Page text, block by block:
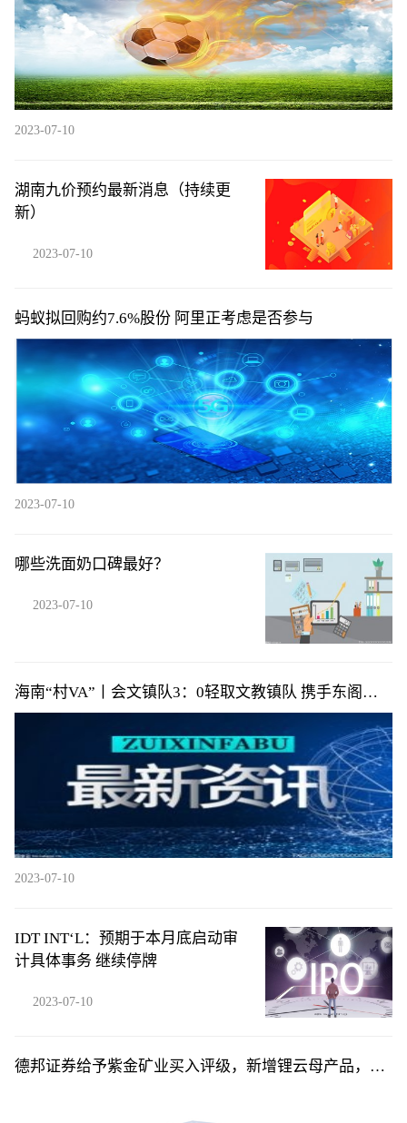
2023-07-10
湖南九价预约最新消息（持续更
新）
2023-07-10
蚂蚁拟回购约7.6%股份 阿里正考虑是否参与
2023-07-10
哪些洗面奶口碑最好？
2023-07-10
海南“村VA”丨会文镇队3：0轻取文教镇队 携手东阁镇
队提前小组出线
2023-07-10
IDT INT‘L：预期于本月底启动审
计具体事务 继续停牌
2023-07-10
德邦证券给予紫金矿业买入评级，新增锂云母产品，产